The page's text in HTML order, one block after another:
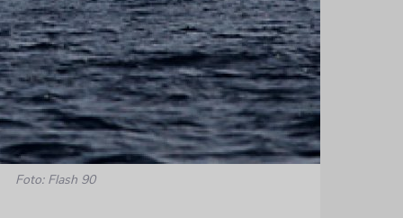
Foto: Flash 90